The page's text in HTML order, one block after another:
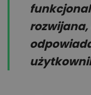
rozwijana,